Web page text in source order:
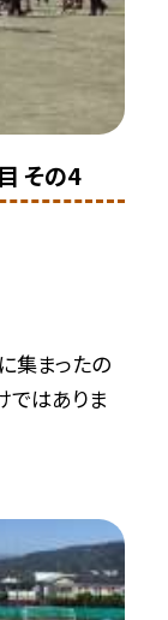
その4
集まったの
ではありま